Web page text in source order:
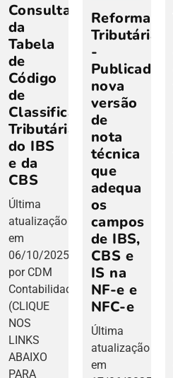
Consulta
da
Tabela
de
Código
de
Classificação
Tributária
do IBS
e da
CBS
Última
atualização
em
06/10/2025
por CDM
Contabilidade
(CLIQUE
NOS
LINKS
ABAIXO
PARA
Reforma
Tributária
-
Publicada
nova
versão
de
nota
técnica
que
adequa
os
campos
de IBS,
CBS e
IS na
NF-e e
NFC-e
Última
atualização
em